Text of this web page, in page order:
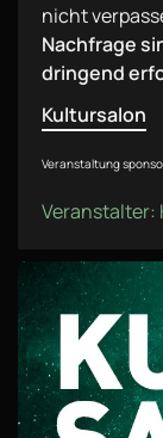
nicht
Nachfrage
dringend
Kultursalon
Veranstaltung
Veranstalter: